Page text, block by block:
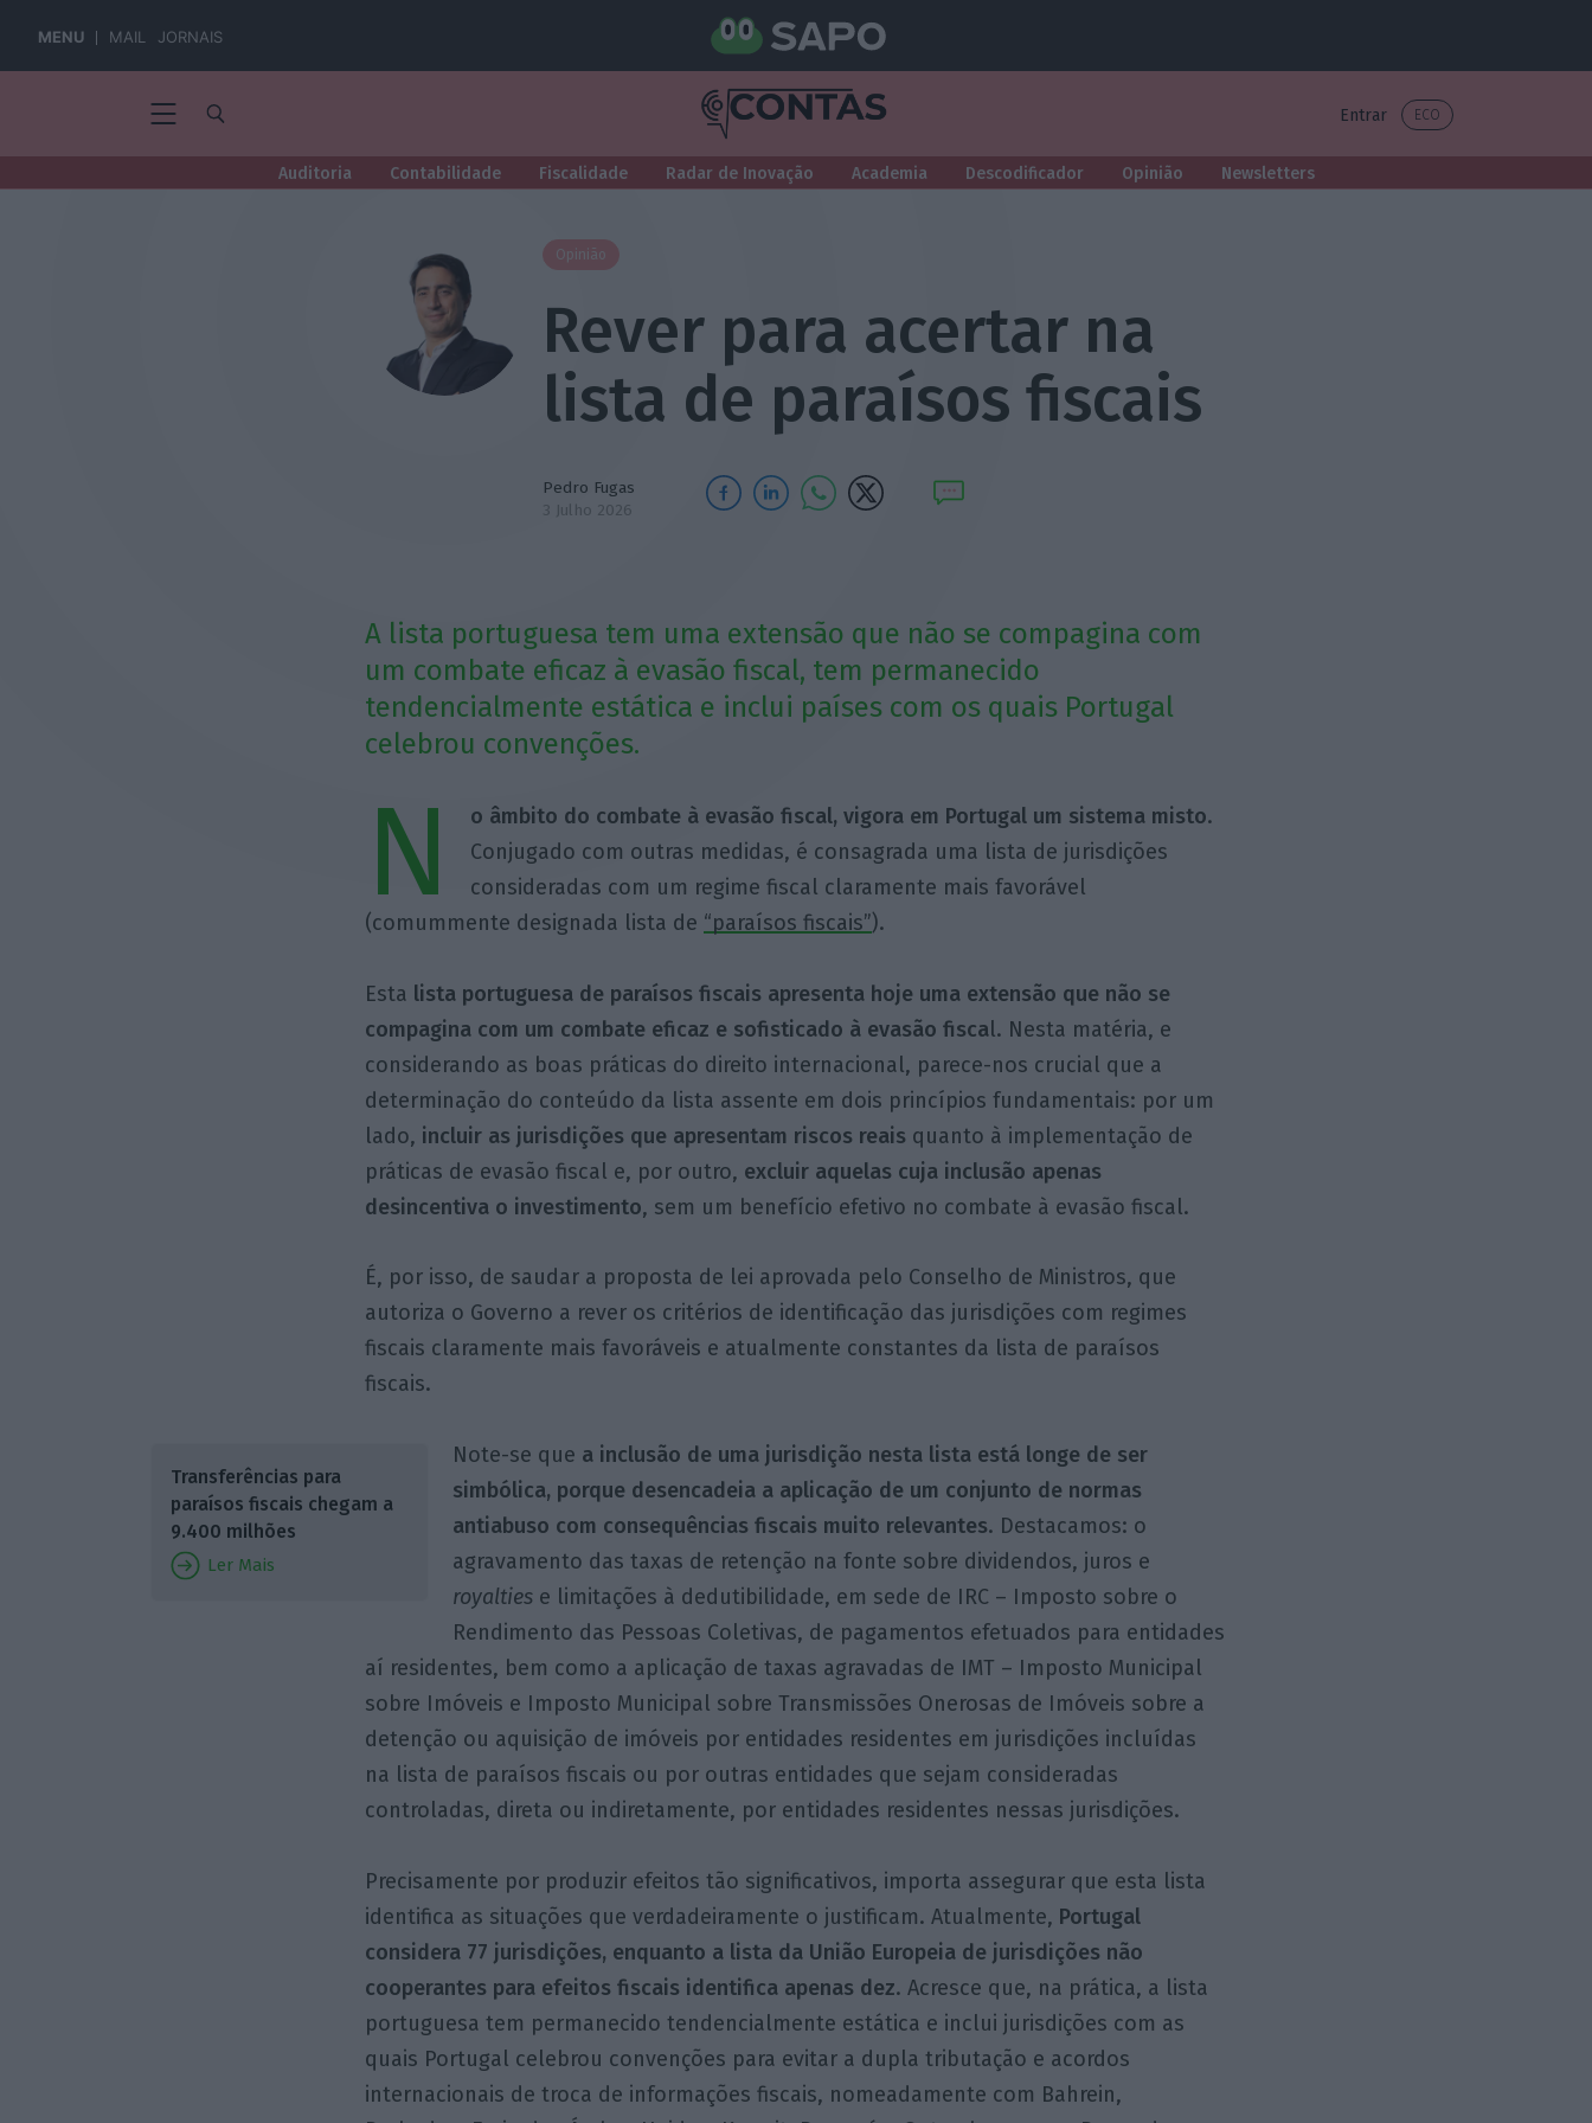
MENU MAIL JORNAIS
Entrar ECO
Auditoria Contabilidade Fiscalidade Radar de Inovação Academia Descodificador Opinião Newsletters
Opinião
Rever para acertar na
lista de paraísos fiscais
Pedro Fugas
3 Julho 2026
A lista portuguesa tem uma extensão que não se compagina com
um combate eficaz à evasão fiscal, tem permanecido
tendencialmente estática e inclui países com os quais Portugal
celebrou convenções.
N o âmbito do combate à evasão fiscal, vigora em Portugal um sistema misto.
Conjugado com outras medidas, é consagrada uma lista de jurisdições
consideradas com um regime fiscal claramente mais favorável
(comummente designada lista de “paraísos fiscais”).
Esta lista portuguesa de paraísos fiscais apresenta hoje uma extensão que não se
compagina com um combate eficaz e sofisticado à evasão fiscal. Nesta matéria, e
considerando as boas práticas do direito internacional, parece-nos crucial que a
determinação do conteúdo da lista assente em dois princípios fundamentais: por um
lado, incluir as jurisdições que apresentam riscos reais quanto à implementação de
práticas de evasão fiscal e, por outro, excluir aquelas cuja inclusão apenas
desincentiva o investimento, sem um benefício efetivo no combate à evasão fiscal.
É, por isso, de saudar a proposta de lei aprovada pelo Conselho de Ministros, que
autoriza o Governo a rever os critérios de identificação das jurisdições com regimes
fiscais claramente mais favoráveis e atualmente constantes da lista de paraísos
fiscais.
Transferências para
paraísos fiscais chegam a
9.400 milhões
Ler Mais
Note-se que a inclusão de uma jurisdição nesta lista está longe de ser
simbólica, porque desencadeia a aplicação de um conjunto de normas
antiabuso com consequências fiscais muito relevantes. Destacamos: o
agravamento das taxas de retenção na fonte sobre dividendos, juros e
royaltiese limitações à dedutibilidade, em sede de IRC – Imposto sobre o
Rendimento das Pessoas Coletivas, de pagamentos efetuados para entidades
aí residentes, bem como a aplicação de taxas agravadas de IMT – Imposto Municipal
sobre Imóveis e Imposto Municipal sobre Transmissões Onerosas de Imóveis sobre a
detenção ou aquisição de imóveis por entidades residentes em jurisdições incluídas
na lista de paraísos fiscais ou por outras entidades que sejam consideradas
controladas, direta ou indiretamente, por entidades residentes nessas jurisdições.
Precisamente por produzir efeitos tão significativos, importa assegurar que esta lista
identifica as situações que verdadeiramente o justificam. Atualmente, Portugal
considera 77 jurisdições, enquanto a lista da União Europeia de jurisdições não
cooperantes para efeitos fiscais identifica apenas dez. Acresce que, na prática, a lista
portuguesa tem permanecido tendencialmente estática e inclui jurisdições com as
quais Portugal celebrou convenções para evitar a dupla tributação e acordos
internacionais de troca de informações fiscais, nomeadamente com Bahrein,